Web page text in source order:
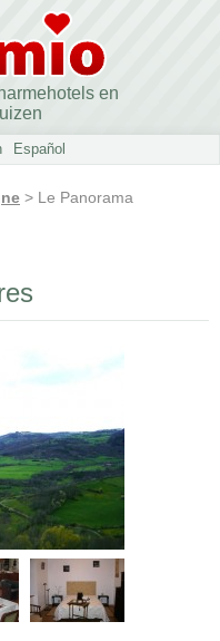
en
Español
> Le Panorama